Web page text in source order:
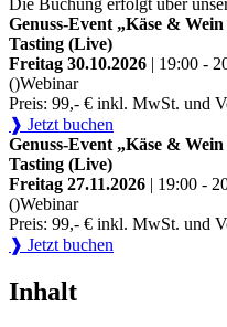
Genuss-Event „Käse &
Tasting (Live)
Freitag 30.10.2026 | 19:00 -
()Webinar
Preis: 99,- € inkl. MwSt. und
❱ Jetzt buchen
Genuss-Event „Käse &
Tasting (Live)
Freitag 27.11.2026 | 19:00 -
()Webinar
Preis: 99,- € inkl. MwSt. und
❱ Jetzt buchen
Inhalt